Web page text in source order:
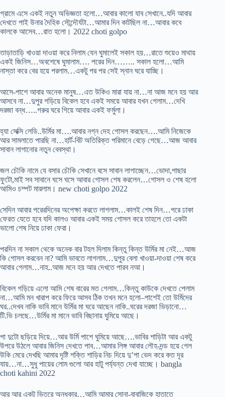
গ্রামে এসে একই নতুন অভিজ্ঞতা হলো…আবার কালো যাব সেখানে..যদি আবার
দেখতে পাই উনার দৈহিক সৌন্দৌর্যটা…আমার দিন কাটছিল না…আবার কবে
কালকে আসেব…রাত হলো। 2022 choti golpo
তাড়াতাড়ি খাওয়া দাওয়া করে নিলাম যেন ঘুমালেই সকাল হয়…রাতে শুয়েও মাথায়
একই জিনিস…অবশেষে ঘুমালাম…. পরের দিন…….. সকাল হলো…আমি
নাস্তা করে বের হয়ে পরলাম…একটু পর পর সেই স্নান ঘরে যাচ্ছি।
আসে-পাশে আবার অনেক মানুষ…এত উকিও মারা যায় না…না আজ মনে হয় আর
আসবে না…দুপুর গড়িয়ে বিকেল হবে একই সময়ে আবার যখন গেলাম…দেখি
দরজা বন্ধ…..গরুর ঘরে গিয়ে আবার একই ফর্মুলা।
হ্যা সেক্সি লেডি..উর্মির মা….আবার নগ্ন দেহ গোসল করছেন….আমি নিজেকে
আর সামলাতে পারছি না…হার্ট-বিট অতিরিক্ত পরিমানে বেড়ে গেছে…আজ আবার
সাবান লাগানোর নতুন বেবস্থা।
জল চৌকি নামে যে বসার চৌকি সেখানে বসে সাবান লাগাচ্ছেন…ভোদা,পাছার
ফুটো,মাই সব সাবানে ঘসে ঘসে আবার গোসল শেষ করলেন…গোসল ও শেষ হলো
আমিও চম্পট মারলাম। new choti golpo 2022
সেদিন আবার পরেরদিনের অপেক্ষা করতে লাগলাম…কালই শেষ দিন…পরে ঢাকা
ফেরত যেতে হবে যদি কালও আবার একই সময় গোসল করে তাহলে তো একটা
ভালো শেষ নিয়ে ঢাকা ফেরা।
পরদিন না সকাল থেকে অনেক বার টহল দিলাম কিন্তু কিন্ত উর্মির মা নেই…আজ
কি গোসল করবেন না? আমি ভাবতে লাগলাম…দুপুর বেলা খাওয়া-দাওয়া শেষ করে
আবার গেলাম…নাহ..আজ মনে হয় আর দেখতে পারব নআ।
বিকেল গড়িয়ে এলো আমি শেষ বারের মত গেলাম…কিন্তু কাউকে দেখতে পেলাম
না…আমি মন খারাপ করে ফিরে আসব ঠিক তখন মনে হলো–পাশেই তো উর্মিদের
ঘর..দেখব নাকি ভাবি মানে উর্মির মা ঘরে আছেন নাকি..ঘরের দরজা ভিড়ানো…
টি.ভি চলছে…উর্মির মা মানে ভাবি বিছানায় ঘুমিয়ে আছে।
পা দুটো ছড়িয়ে দিয়ে…আর উর্মি পাশে ঘুমিয়ে আছে….ভাবির শাড়িটা আর একটু
উপরে উঠলে আবার জিনিস দেখতে পাব…আমার লিঙ্গ আবার লৌহ-দন্ড হয়ে গেল
উকি মেরে দেখছি আমার দৃষ্টি শক্তি শাড়ির নিচ দিয়ে দু’পা ভেদ করে কত দূর
যায়…না…সুধু পায়ের লোম গুলো আর হাটু পর্য্যন্ত দেখা যাচ্ছে। bangla
choti kahini 2022
আর আর একটু ভিতরে অন্ধকার…আমি আমার সোনা-বাবাজিকে হাতাতে